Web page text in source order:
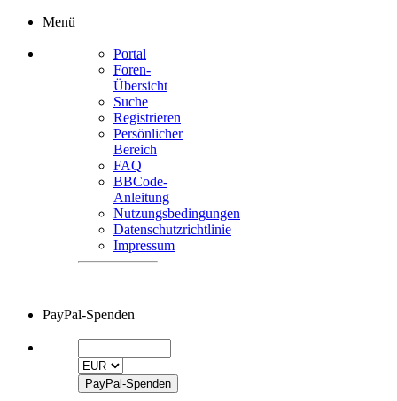
Menü
Portal
Foren-
Übersicht
Suche
Registrieren
Persönlicher
Bereich
FAQ
BBCode-
Anleitung
Nutzungsbedingungen
Datenschutzrichtlinie
Impressum
PayPal-Spenden